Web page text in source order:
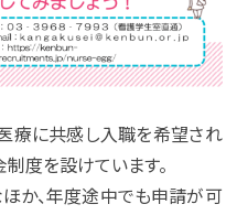
療に共感し入職を希望され
度を設けています。
か、年度途中でも申請が可